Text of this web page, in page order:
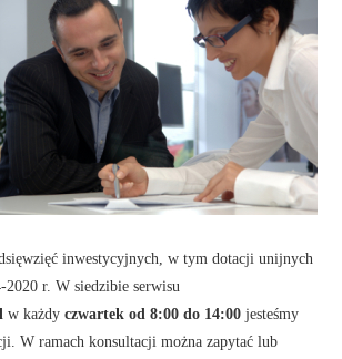
inwestycyjnych, w tym dotacji unijnych
r. W siedzibie serwisu
w każdy czwartek od 8:00 do 14:00 jesteśmy
W ramach konsultacji można zapytać lub